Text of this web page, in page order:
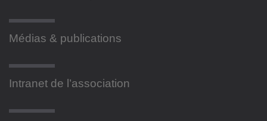
Médias & publications
Intranet de l’association